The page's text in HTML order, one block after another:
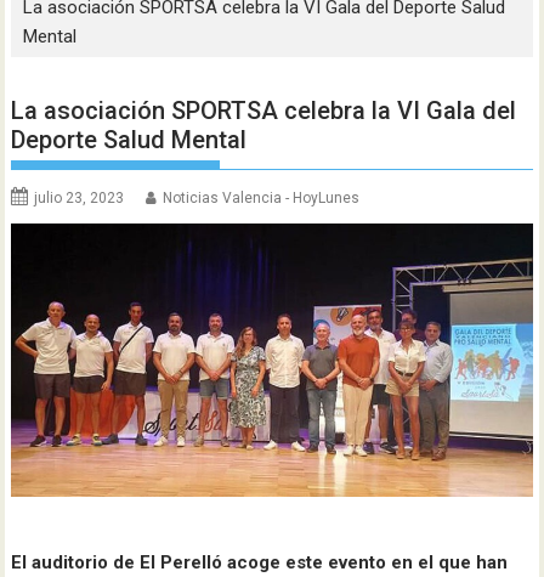
La asociación SPORTSA celebra la VI Gala del Deporte Salud
Mental
La asociación SPORTSA celebra la VI Gala del
Deporte Salud Mental
julio 23, 2023 Noticias Valencia - HoyLunes
El auditorio de El Perelló acoge este evento en el que han